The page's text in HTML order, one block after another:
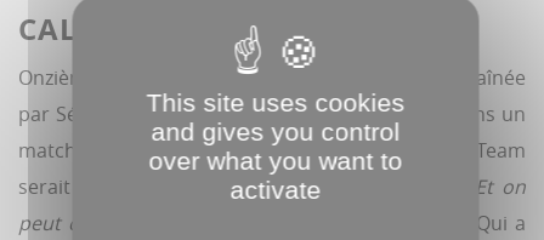
CALENDRIER FAVORABLE ?
Onzième (sur 14) avec cinq victoires, l’équipe entraînée
par Sébastien Bozon est en position favorable dans un
match à cinq pour éviter la descente. La Green Team
serait inspirée d’en décrocher deux ou trois.
« Et on
peut compter sur Pellerin »,
sait Serge Tristram. Qui a
This site uses cookies
and gives you control
over what you want to
activate